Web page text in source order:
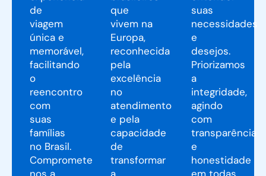
de
viagem
única e
memorável,
facilitando
o
reencontro
com
suas
famílias
no Brasil.
Comprometemo-
que
vivem na
Europa,
reconhecida
pela
excelência
no
atendimento
e pela
capacidade
de
transformar
suas
necessidades
e
desejos.
Priorizamos
a
integridade,
agindo
com
transparência
e
honestidade